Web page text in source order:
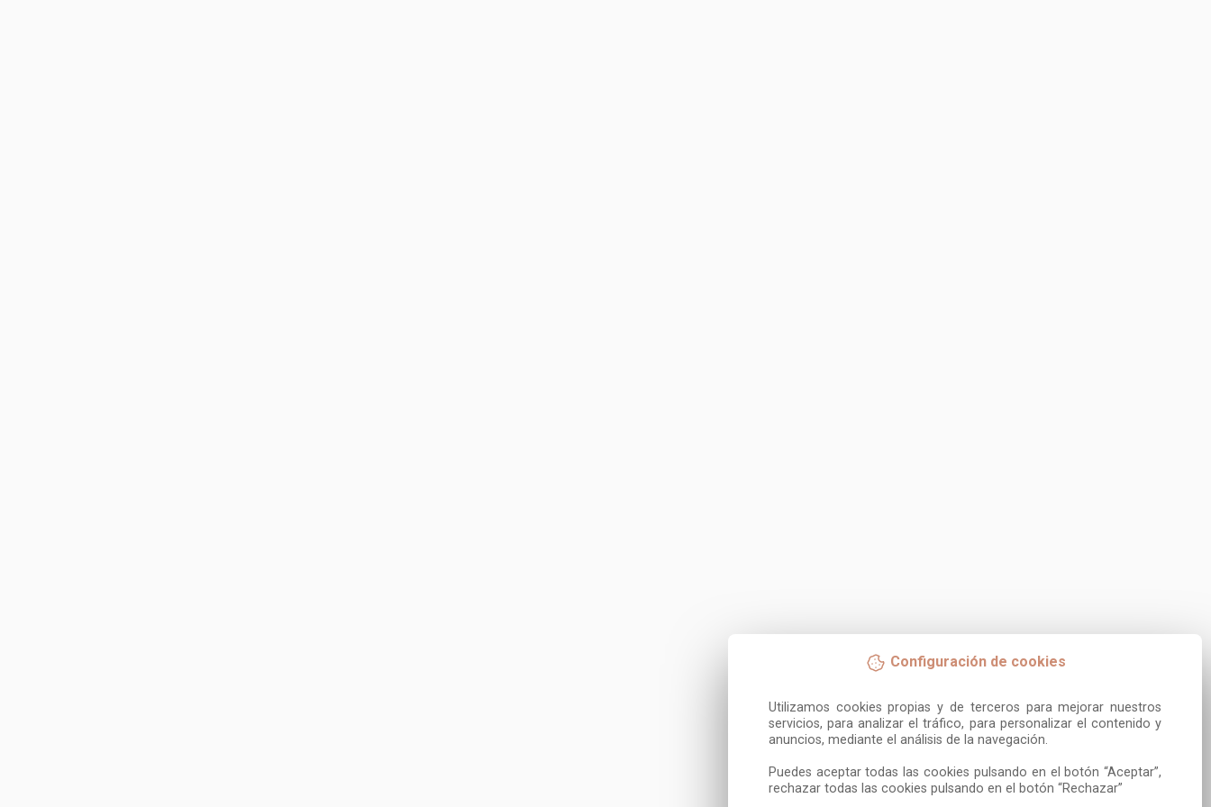
Configuración de cookies
Utilizamos cookies propias y de terceros para mejorar nuestros
servicios, para analizar el tráfico, para personalizar el contenido y
anuncios, mediante el análisis de la navegación.
Puedes aceptar todas las cookies pulsando en el botón “Aceptar”,
rechazar todas las cookies pulsando en el botón “Rechazar”